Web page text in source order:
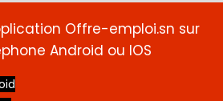
Offre-emploi.sn sur
Android ou IOS